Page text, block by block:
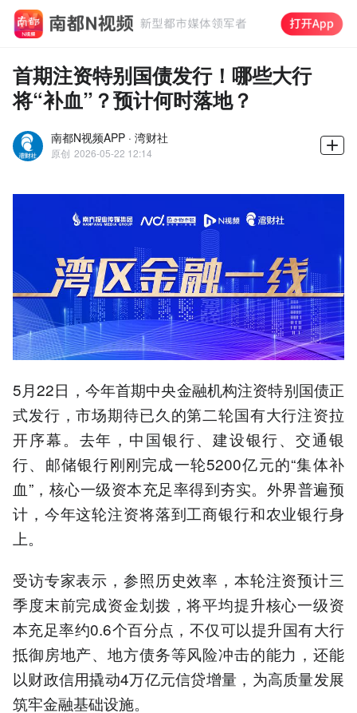
首期注资特别国债发行！哪些大行
将“补血”？预计何时落地？
南都N视频APP · 湾财社
原创 2026-05-22 12:14
5月22日，今年首期中央金融机构注资特别国债正
式发行，市场期待已久的第二轮国有大行注资拉
开序幕。去年，中国银行、建设银行、交通银
行、邮储银行刚刚完成一轮5200亿元的“集体补
血”，核心一级资本充足率得到夯实。外界普遍预
计，今年这轮注资将落到工商银行和农业银行身
上。
受访专家表示，参照历史效率，本轮注资预计三
季度末前完成资金划拨，将平均提升核心一级资
本充足率约0.6个百分点，不仅可以提升国有大行
抵御房地产、地方债务等风险冲击的能力，还能
以财政信用撬动4万亿元信贷增量，为高质量发展
筑牢金融基础设施。